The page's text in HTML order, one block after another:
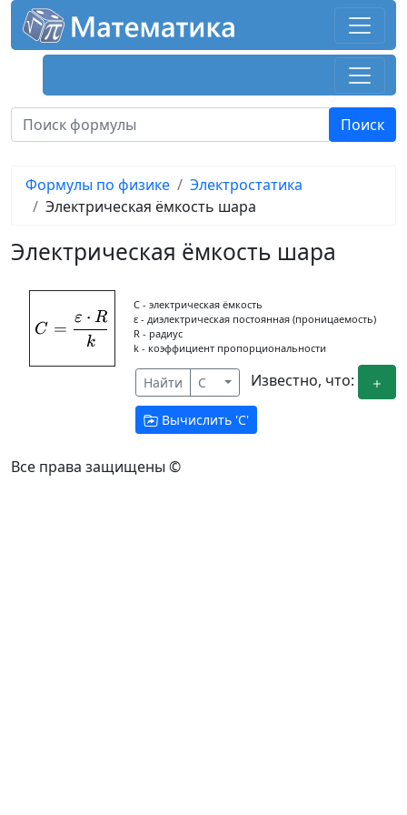
Формулы по физике
Электростатика
Электрическая ёмкость шара
Электрическая ёмкость шара
C = \frac{\varepsilon\cdot R}{k}
C =
k
ε ⋅ R
C - электрическая ёмкость
ε - диэлектрическая постоянная (проницаемость)
R - радиус
k - коэффициент пропорциональности
Найти C Известно, что:
Вычислить 'C'
Все права защищены ©